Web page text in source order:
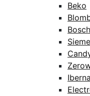
Beko
Bosch
Iberna